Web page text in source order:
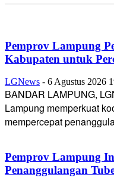
Pemprov Lampung
Kabupaten untuk
LGNews - 6 Agustus 2026
BANDAR LAMPUNG,
Lampung memperkuat
mempercepat
Pemprov Lampung
Penanggulangan